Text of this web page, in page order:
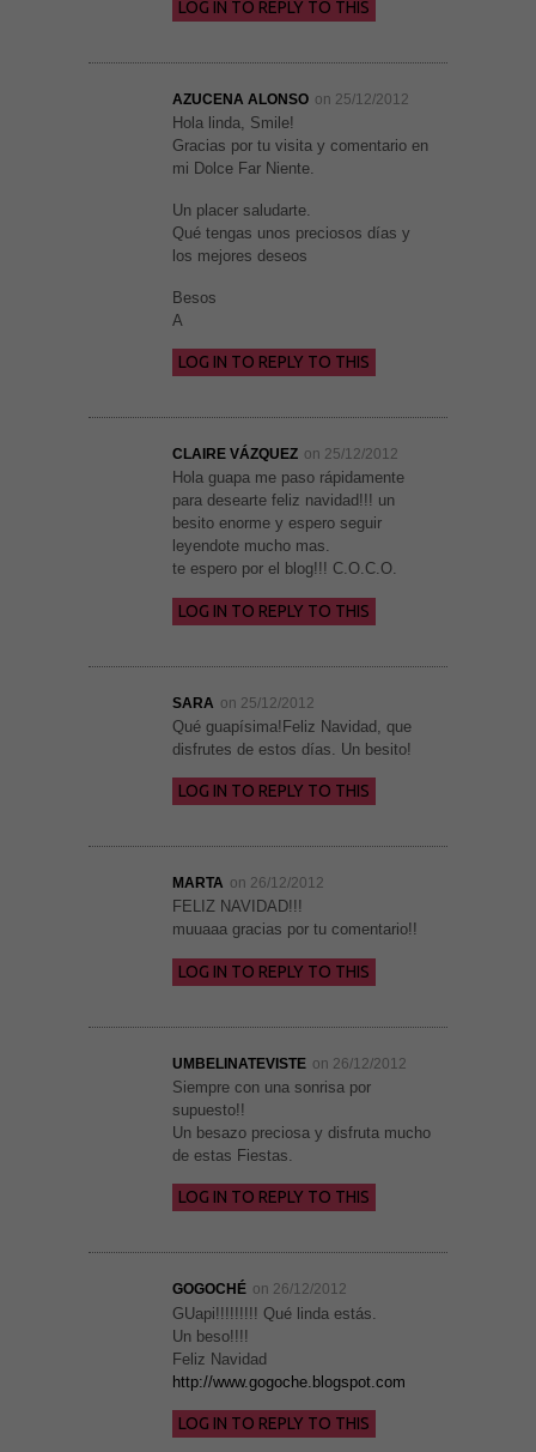
LOG IN TO REPLY TO THIS
AZUCENA ALONSO on 25/12/2012
Hola linda, Smile!
Gracias por tu visita y comentario en
mi Dolce Far Niente.
Un placer saludarte.
Qué tengas unos preciosos días y
los mejores deseos
Besos
A
LOG IN TO REPLY TO THIS
CLAIRE VÁZQUEZ on 25/12/2012
Hola guapa me paso rápidamente
para desearte feliz navidad!!! un
besito enorme y espero seguir
leyendote mucho mas.
te espero por el blog!!! C.O.C.O.
LOG IN TO REPLY TO THIS
SARA on 25/12/2012
Qué guapísima!Feliz Navidad, que
disfrutes de estos días. Un besito!
LOG IN TO REPLY TO THIS
MARTA on 26/12/2012
FELIZ NAVIDAD!!!
muuaaa gracias por tu comentario!!
LOG IN TO REPLY TO THIS
UMBELINATEVISTE on 26/12/2012
Siempre con una sonrisa por
supuesto!!
Un besazo preciosa y disfruta mucho
de estas Fiestas.
LOG IN TO REPLY TO THIS
GOGOCHÉ on 26/12/2012
GUapi!!!!!!!!! Qué linda estás.
Un beso!!!!
Feliz Navidad
http://www.gogoche.blogspot.com
LOG IN TO REPLY TO THIS
Necesarias
y
Son
necesarias
web. Para
podamos
mejorar la
funcionalidad
y estructura
de la web, en
base a cómo
se usa la
Experiencia
nuestra web
mejor posible
durante tu
rechaza estas
cookies,
de la web.
Marketing
Al compartir tus
intereses y
mientras visitas
aumentas la
posibilidad de
ver contenido y
personalizados.